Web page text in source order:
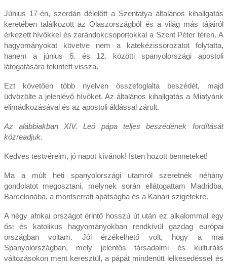
Június 17-én, szerdán délelőtt a Szentatya általános kihallgatás
keretében találkozott az Olaszországból és a világ más tájairól
érkezett hívőkkel és zarándokcsoportokkal a Szent Péter téren. A
hagyományokat követve nem a katekézissorozatot folytatta,
hanem a június 6. és 12. közötti spanyolországi apostoli
látogatására tekintett vissza.
Ezt követően több nyelven összefoglalta beszédét, majd
üdvözölte a jelenlévő hívőket. Az általános kihallgatás a Miatyánk
elimádkozásával és az apostoli áldással zárult.
Az alábbiakban XIV. Leó pápa teljes beszédének fordítását
közreadjuk.
Kedves testvéreim, jó napot kívánok! Isten hozott benneteket!
Ma a múlt heti spanyolországi utamról szeretnék néhány
gondolatot megosztani, melynek során ellátogattam Madridba,
Barcelonába, a montserrati apátságba és a Kanári-szigetekre.
A négy afrikai országot érintő hosszú út után ez alkalommal egy
ősi és katolikus hagyományokban rendkívül gazdag európai
országban voltam. Jól érzékelhető volt, hogy a mai
Spanyolországban, mely jelentős társadalmi és kulturális
változásokon ment keresztül, a pápát mindenütt lelkesedéssel és